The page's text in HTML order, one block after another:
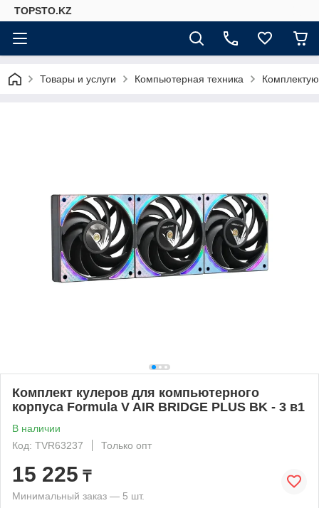
TOPSTO.KZ
Товары и услуги Компьютерная техника
Комплект кулеров для компьютерного
корпуса Formula V AIR BRIDGE PLUS BK - 3 в1
В наличии
Код: TVR63237
Только опт
15 225 ₸
Минимальный заказ — 5 шт.